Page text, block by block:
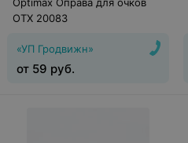
OTX 20083
«УП Гродвижн»
от 59 руб.